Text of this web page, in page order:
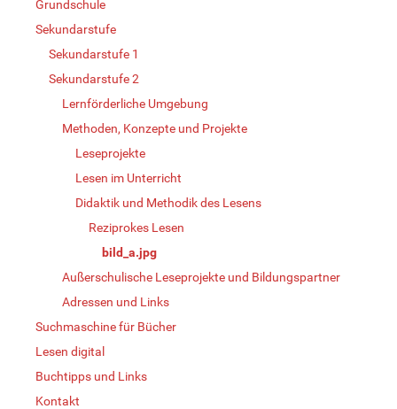
Grundschule
Sekundarstufe
Sekundarstufe 1
Sekundarstufe 2
Lernförderliche Umgebung
Methoden, Konzepte und Projekte
Leseprojekte
Lesen im Unterricht
Didaktik und Methodik des Lesens
Reziprokes Lesen
bild_a.jpg
Außerschulische Leseprojekte und Bildungspartner
Adressen und Links
Suchmaschine für Bücher
Lesen digital
Buchtipps und Links
Kontakt